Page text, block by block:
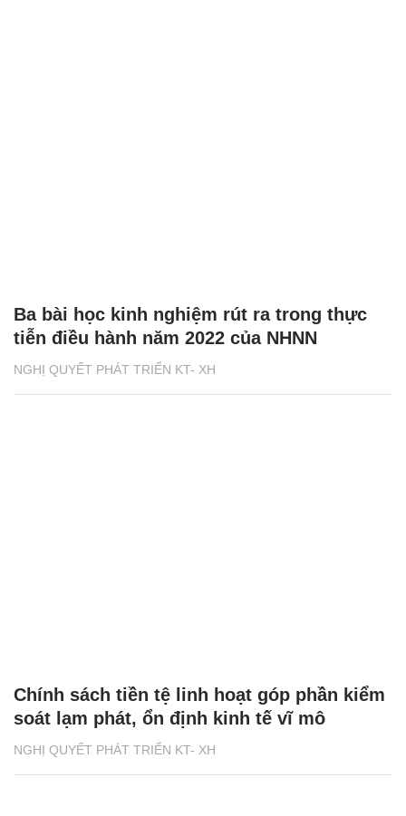
NGHỊ QUYẾT PHÁT TRIỂN KT- XH
Ba bài học kinh nghiệm rút ra trong thực
tiễn điều hành năm 2022 của NHNN
NGHỊ QUYẾT PHÁT TRIỂN KT- XH
Chính sách tiền tệ linh hoạt góp phần kiểm
soát lạm phát, ổn định kinh tế vĩ mô